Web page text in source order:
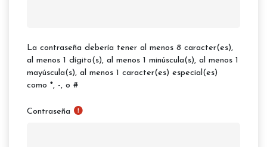
La contraseña debería tener al menos 8 caracter(es),
al menos 1 dígito(s), al menos 1 minúscula(s), al menos 1
mayúscula(s), al menos 1 caracter(es) especial(es)
como *, -, o #
Contraseña